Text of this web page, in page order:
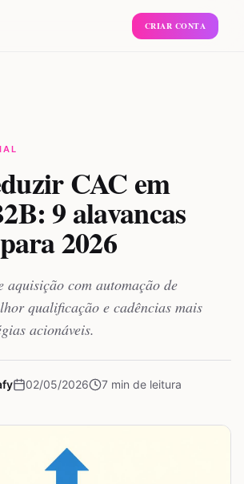
CRIAR CONTA
CAC em
9 alavancas
2026
aquisição com automação de
qualificação e cadências mais
acionáveis.
02/05/2026 7 min de leitura